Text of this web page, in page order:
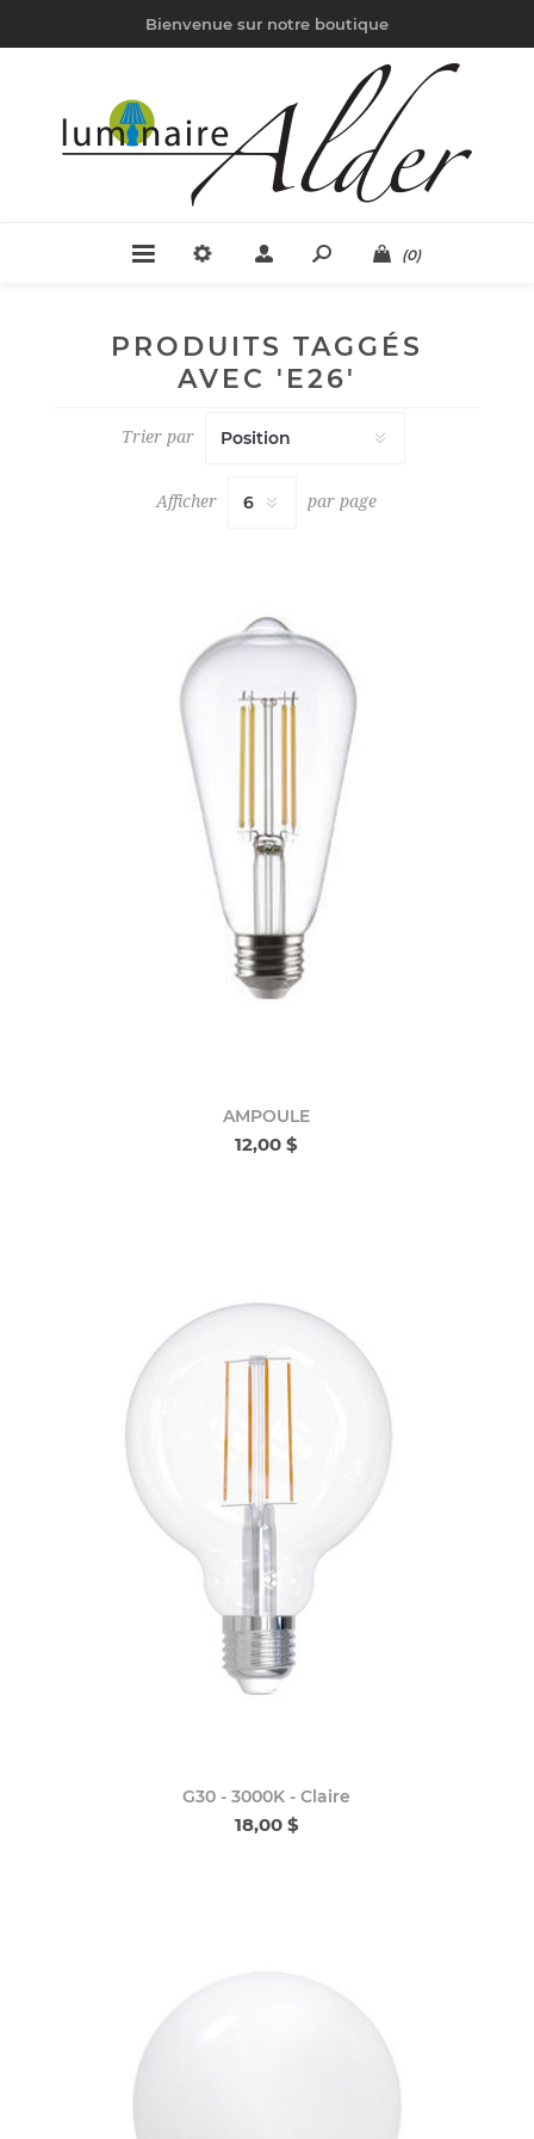
Bienvenue sur notre boutique
(0)
PRODUITS TAGGÉS
AVEC 'E26'
Trier par
Afficher par page
AMPOULE
12,00 $
G30 - 3000K - Claire
18,00 $